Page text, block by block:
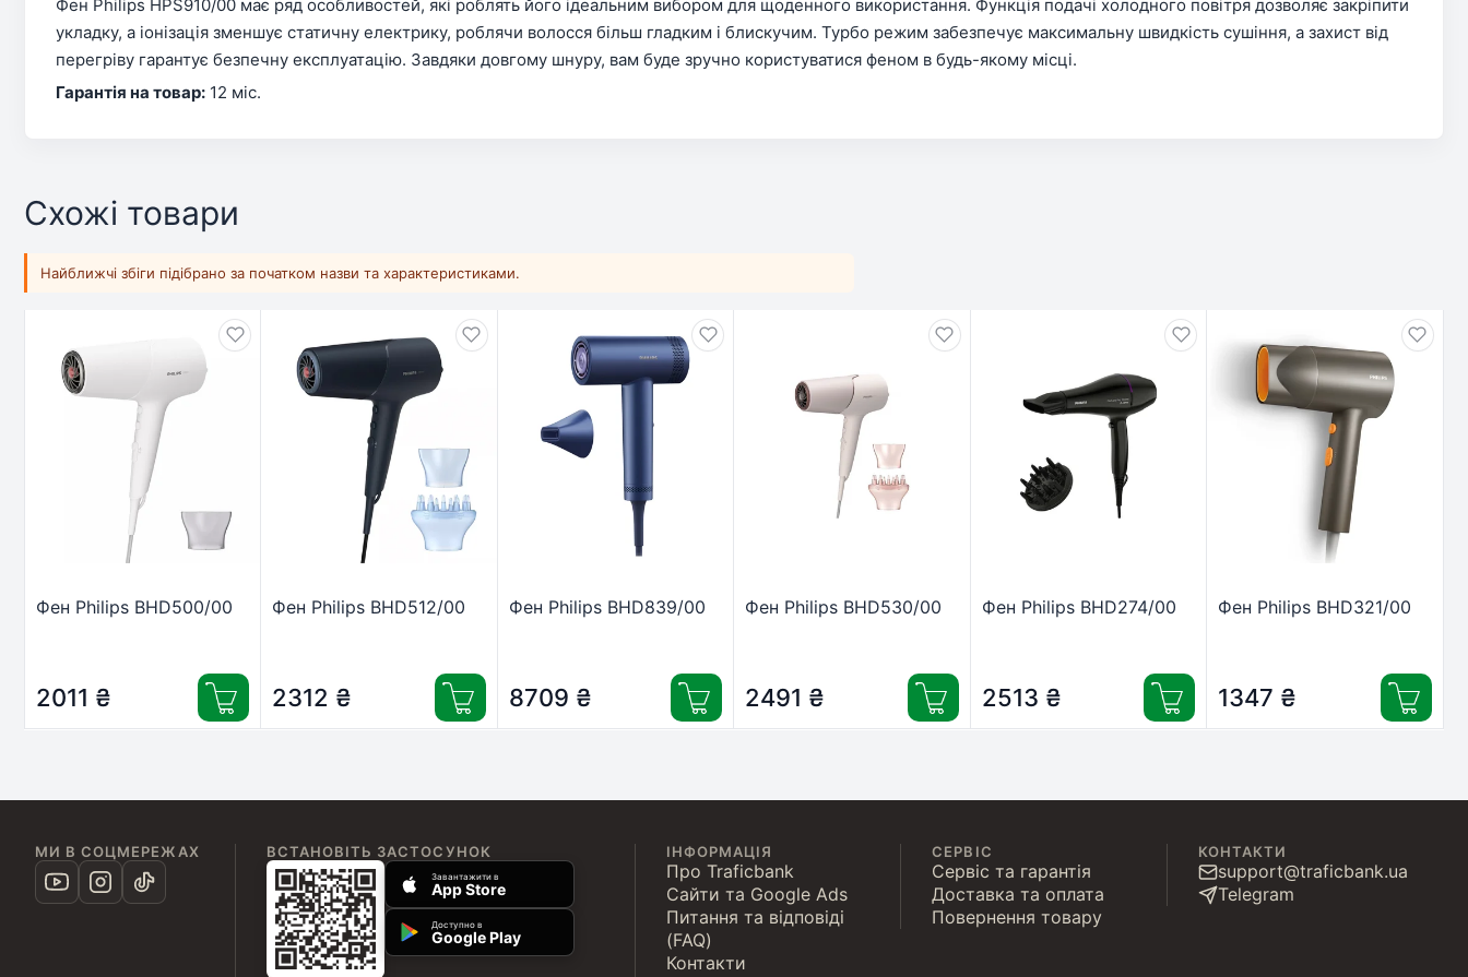
Фен Philips HPS910/00 має ряд особливостей, які роблять його ідеальним вибором для щоденного використання. Функція подачі холодного повітря дозволяє закріпити
укладку, а іонізація зменшує статичну електрику, роблячи волосся більш гладким і блискучим. Турбо режим забезпечує максимальну швидкість сушіння, а захист від
перегріву гарантує безпечну експлуатацію. Завдяки довгому шнуру, вам буде зручно користуватися феном в будь-якому місці.
Гарантія на товар: 12 міс.
Схожі товари
Найближчі збіги підібрано за початком назви та характеристиками.
Фен Philips BHD500/00
2011 ₴
Фен Philips BHD512/00
2312 ₴
Фен Philips BHD839/00
8709 ₴
Фен Philips BHD530/00
2491 ₴
Фен Philips BHD274/00
2513 ₴
Фен Philips BHD321/00
1347 ₴
МИ В СОЦМЕРЕЖАХ ВСТАНОВІТЬ ЗАСТОСУНОК
Завантажити в
App Store
Доступно в
Google Play
ІНФОРМАЦІЯ
Про Traficbank
Сайти та Google Ads
Питання та відповіді
(FAQ)
Контакти
СЕРВІС
Сервіс та гарантія
Доставка та оплата
Повернення товару
КОНТАКТИ
support@traficbank.ua
Telegram